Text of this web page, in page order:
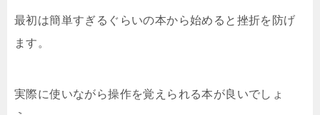
最初は簡単すぎるぐらいの本から始めると挫折を防げ
ます。
実際に使いながら操作を覚えられる本が良いでしょ